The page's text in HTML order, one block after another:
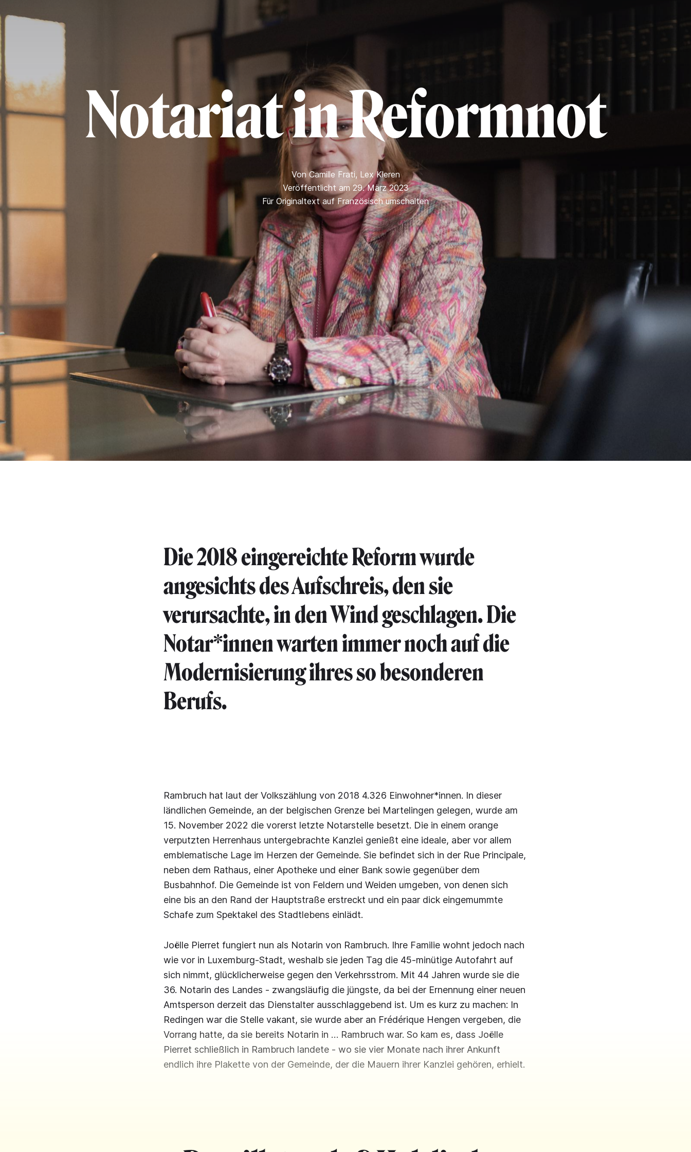
Notariat in Reformnot
VonCamille Frati, Lex Kleren
Veröffentlicht am 29. März 2023
Für Originaltext auf Französisch umschalten
Die 2018 eingereichte Reform wurde
angesichts des Aufschreis, den sie
verursachte, in den Wind geschlagen. Die
Notar*innen warten immer noch auf die
Modernisierung ihres so besonderen
Berufs.
Rambruch hat laut der Volkszählung von 2018 4.326 Einwohner*innen. In dieser
ländlichen Gemeinde, an der belgischen Grenze bei Martelingen gelegen, wurde am
15. November 2022 die vorerst letzte Notarstelle besetzt. Die in einem orange
verputzten Herrenhaus untergebrachte Kanzlei genießt eine ideale, aber vor allem
emblematische Lage im Herzen der Gemeinde. Sie befindet sich in der Rue Principale,
neben dem Rathaus, einer Apotheke und einer Bank sowie gegenüber dem
Busbahnhof. Die Gemeinde ist von Feldern und Weiden umgeben, von denen sich
eine bis an den Rand der Hauptstraße erstreckt und ein paar dick eingemummte
Schafe zum Spektakel des Stadtlebens einlädt.
Joëlle Pierret fungiert nun als Notarin von Rambruch. Ihre Familie wohnt jedoch nach
wie vor in Luxemburg-Stadt, weshalb sie jeden Tag die 45-minütige Autofahrt auf
sich nimmt, glücklicherweise gegen den Verkehrsstrom. Mit 44 Jahren wurde sie die
36. Notarin des Landes - zwangsläufig die jüngste, da bei der Ernennung einer neuen
Amtsperson derzeit das Dienstalter ausschlaggebend ist. Um es kurz zu machen: In
Redingen war die Stelle vakant, sie wurde aber an Frédérique Hengen vergeben, die
Vorrang hatte, da sie bereits Notarin in … Rambruch war. So kam es, dass Joëlle
Pierret schließlich in Rambruch landete - wo sie vier Monate nach ihrer Ankunft
endlich ihre Plakette von der Gemeinde, der die Mauern ihrer Kanzlei gehören, erhielt.